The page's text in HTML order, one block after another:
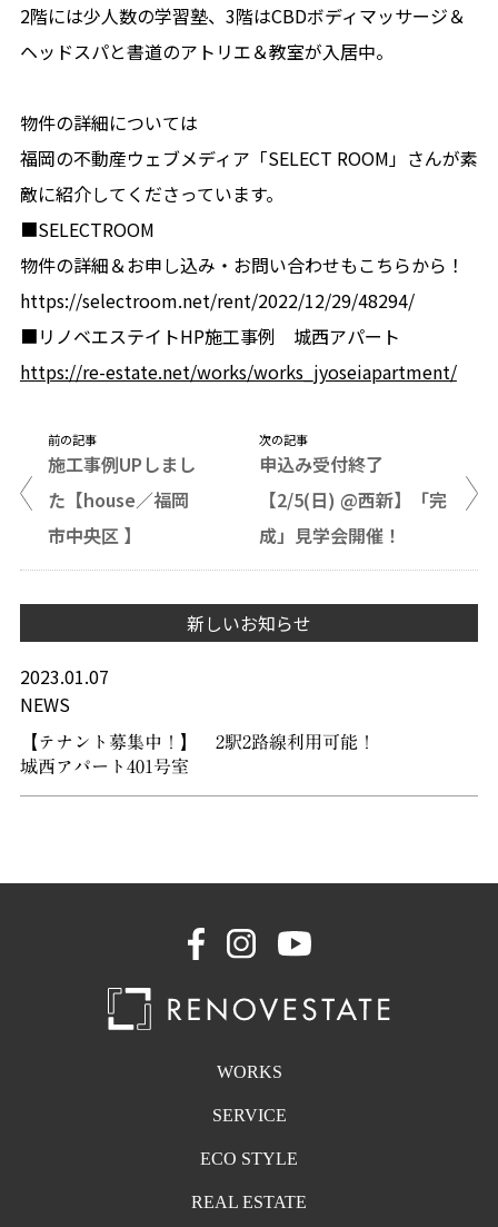
2階には少人数の学習塾、3階はCBDボディマッサージ＆
ヘッドスパと書道のアトリエ＆教室が入居中。
物件の詳細については
福岡の不動産ウェブメディア「SELECT ROOM」さんが素
敵に紹介してくださっています。
■SELECTROOM
物件の詳細＆お申し込み・お問い合わせもこちらから！
https://selectroom.net/rent/2022/12/29/48294/
■リノベエステイトHP施工事例 城西アパート
https://re-estate.net/works/works_jyoseiapartment/
前の記事
施工事例UPしまし
た【house／福岡
市中央区 】
次の記事
申込み受付終了
【2/5(日) @西新】「完
成」見学会開催！
新しいお知らせ
2023.01.07
NEWS
【テナント募集中！】 2駅2路線利用可能！
城西アパート401号室
WORKS
SERVICE
ECO STYLE
REAL ESTATE